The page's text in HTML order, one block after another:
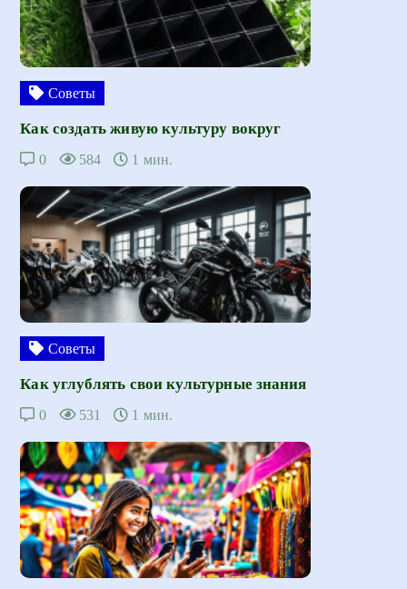
Советы
Как создать живую культуру вокруг
0 584 1 мин.
Советы
Как углублять свои культурные знания
0 531 1 мин.